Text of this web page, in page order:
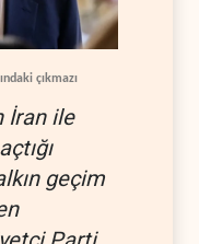
çıkmazı
İran ile
geçim